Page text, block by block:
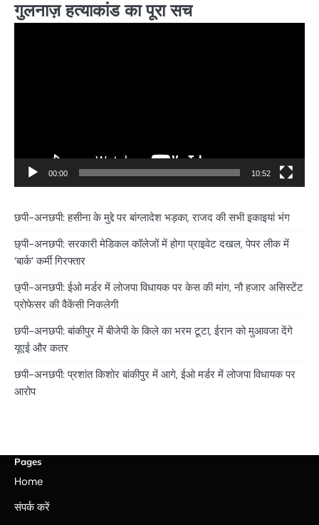
गुलनाज़ हत्याकांड का पूरा सच
00:00 10:52
छपी-अनछपी: हसीना के मुद्दे पर बांग्लादेश भड़का, राजद की सभी इकाइयां भंग
छ्पी-अनछपी: सरकारी मेडिकल कॉलेजों में होगा प्राइवेट दखल, पेपर लीक में
‘बार्क’ कर्मी गिरफ्तार
छ्पी-अनछपी: ईओ मर्डर में लोजपा विधायक पर केस की मांग, नौ हजार असिस्टेंट
प्रोफेसर की वैकेंसी निकलेगी
छपी-अनछपी: बांकीपुर में बीजेपी के किले का भरम टूटा, ईरान को मुआवजा देंगे
यूएई और कतर
छपी-अनछपी: प्रशांत किशोर बांकीपुर में आगे, ईओ मर्डर में लोजपा विधायक पर
आरोप
Pages
Home
संपर्क करें